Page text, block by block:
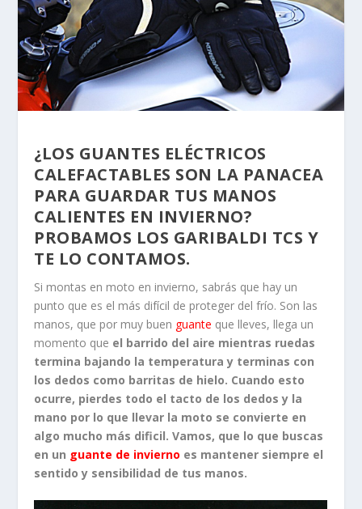
¿LOS GUANTES ELÉCTRICOS
CALEFACTABLES SON LA PANACEA
PARA GUARDAR TUS MANOS
CALIENTES EN INVIERNO?
PROBAMOS LOS GARIBALDI TCS Y
TE LO CONTAMOS.
Si montas en moto en invierno, sabrás que hay un
punto que es el más difícil de proteger del frío. Son las
manos, que por muy buen guante que lleves, llega un
momento que el barrido del aire mientras ruedas
termina bajando la temperatura y terminas con
los dedos como barritas de hielo. Cuando esto
ocurre, pierdes todo el tacto de los dedos y la
mano por lo que llevar la moto se convierte en
algo mucho más dificil. Vamos, que lo que buscas
en un guante de invierno es mantener siempre el
sentido y sensibilidad de tus manos.